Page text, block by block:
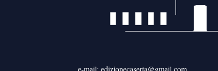
e-mail: edizionecaserta@gmail.com